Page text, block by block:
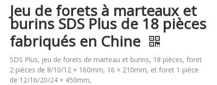
Jeu de forets à marteaux et
burins SDS Plus de 18 pièces
fabriqués en Chine
SDS Plus, jeu de forets de marteau et burins, 18 pièces, foret
2 pièces de 8/10/12 × 160mm, 16 × 210mm, et foret 1 pièce
de 12/16/20/24 × 450mm,